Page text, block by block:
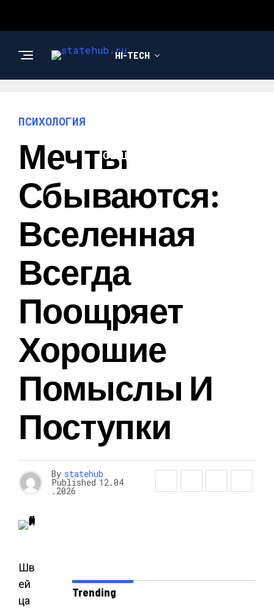
HI-TECH
ОБЩЕСТВО
ПСИХОЛОГИЯ
Мечты
Сбываются:
Вселенная
Всегда
Поощряет
Хорошие
Помыслы И
Поступки
By statehub
Published 12.04
.2026
Шв
ей
ца
Trending